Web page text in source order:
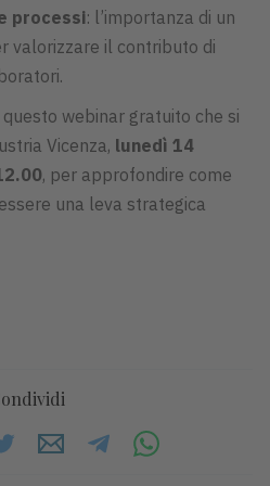
processi: l’importanza di un
valorizzare il contributo di
webinar gratuito che si
Vicenza, lunedì 14
, per approfondire come
una leva strategica